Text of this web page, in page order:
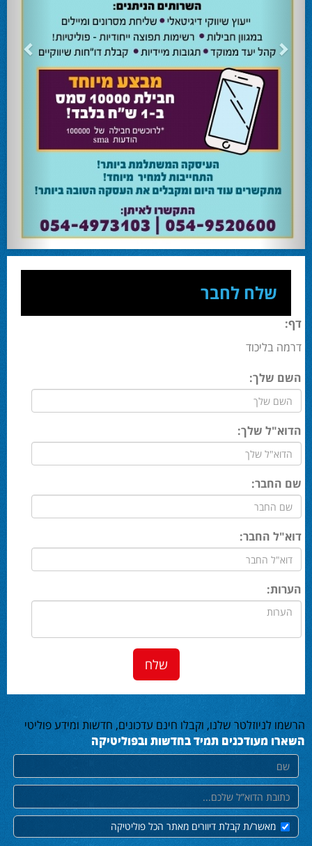
השרה מירי רגב קוראת לבוא ולהצביע ולהשפיע 24.02.24
השרה מירי רגב קוראת לבוא ולהצביע ולהשפיע בבחירות המוניציפליות שיתקיימו ביום
אוהד שגב הפסיד בעכו
עמיחי בן שלוש מקורבו של השר ניר ברקת ניצח את הבחירות בעכו ויכהן כראש העיר.
מחל זכתה במנדט אחד בבאר שבע
עו''ד אמנון כהן שעומד בראש רשימת מחל למועצת העיר זכה במנדט אחד ואילו שמעון
בוקר שהתמודד אף הוא למועצה לא הצליח להיבחר.
המשבר בליכוד העולמי 23.10.24
האם ההסכם של מיקי זוהר מחזק את הימין או השמאל? האם ההסכם חוקי או לא?שמירה
או הדחה? ומה יחליט בעתיד המרכז? עוד שנה בחירות בליכוד העולמי . הכל במגזין
המלא - עמ' 4.
שלח לחבר
דף:
דרמה בליכוד
השם שלך:
הדוא"ל שלך:
שם החבר:
דוא"ל החבר:
הערות:
הרשמו לניוזלטר שלנו, וקבלו חינם עדכונים, חדשות ומידע פוליטי
השארו מעודכנים תמיד בחדשות ובפוליטיקה
שם
דוא"ל
מאשר/ת קבלת דיוורים מאתר הכל פוליטיקה